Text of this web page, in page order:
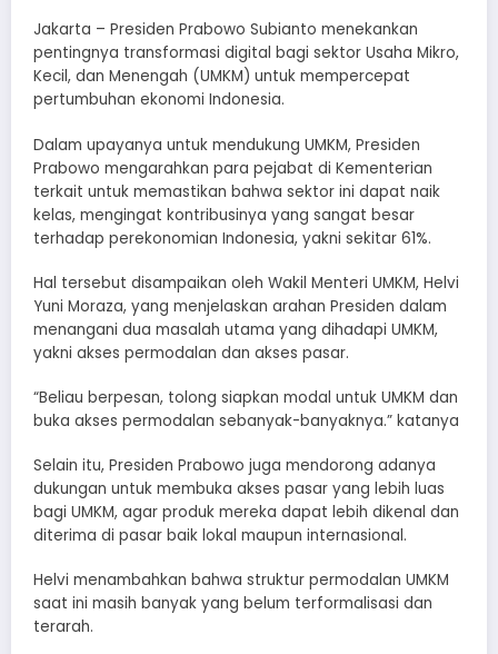
Jakarta – Presiden Prabowo Subianto menekankan
pentingnya transformasi digital bagi sektor Usaha Mikro,
Kecil, dan Menengah (UMKM) untuk mempercepat
pertumbuhan ekonomi Indonesia.
Dalam upayanya untuk mendukung UMKM, Presiden
Prabowo mengarahkan para pejabat di Kementerian
terkait untuk memastikan bahwa sektor ini dapat naik
kelas, mengingat kontribusinya yang sangat besar
terhadap perekonomian Indonesia, yakni sekitar 61%.
Hal tersebut disampaikan oleh Wakil Menteri UMKM, Helvi
Yuni Moraza, yang menjelaskan arahan Presiden dalam
menangani dua masalah utama yang dihadapi UMKM,
yakni akses permodalan dan akses pasar.
“Beliau berpesan, tolong siapkan modal untuk UMKM dan
buka akses permodalan sebanyak-banyaknya.” katanya
Selain itu, Presiden Prabowo juga mendorong adanya
dukungan untuk membuka akses pasar yang lebih luas
bagi UMKM, agar produk mereka dapat lebih dikenal dan
diterima di pasar baik lokal maupun internasional.
Helvi menambahkan bahwa struktur permodalan UMKM
saat ini masih banyak yang belum terformalisasi dan
terarah.